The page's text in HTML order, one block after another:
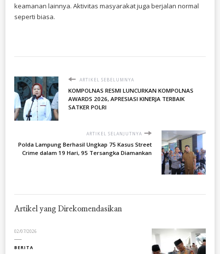
keamanan lainnya. Aktivitas masyarakat juga berjalan normal
seperti biasa.
ARTIKEL SEBELUMNYA
KOMPOLNAS RESMI LUNCURKAN KOMPOLNAS
AWARDS 2026, APRESIASI KINERJA TERBAIK
SATKER POLRI
ARTIKEL SELANJUTNYA
Polda Lampung Berhasil Ungkap 75 Kasus Street
Crime dalam 19 Hari, 95 Tersangka Diamankan
Artikel yang Direkomendasikan
02/07/2026
BERITA